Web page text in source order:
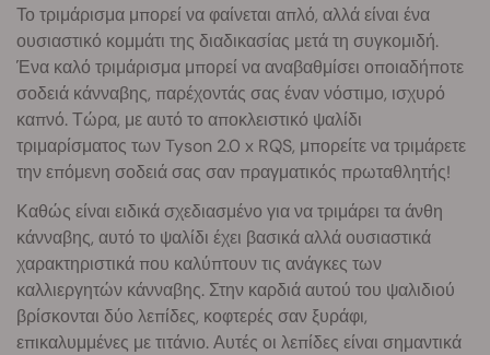
Το τριμάρισμα μπορεί να φαίνεται απλό, αλλά είναι ένα
ουσιαστικό κομμάτι της διαδικασίας μετά τη συγκομιδή.
Ένα καλό τριμάρισμα μπορεί να αναβαθμίσει οποιαδήποτε
σοδειά κάνναβης, παρέχοντάς σας έναν νόστιμο, ισχυρό
καπνό. Τώρα, με αυτό το αποκλειστικό ψαλίδι
τριμαρίσματος των Tyson 2.0 x RQS, μπορείτε να τριμάρετε
την επόμενη σοδειά σας σαν πραγματικός πρωταθλητής!
Καθώς είναι ειδικά σχεδιασμένο για να τριμάρει τα άνθη
κάνναβης, αυτό το ψαλίδι έχει βασικά αλλά ουσιαστικά
χαρακτηριστικά που καλύπτουν τις ανάγκες των
καλλιεργητών κάνναβης. Στην καρδιά αυτού του ψαλιδιού
βρίσκονται δύο λεπίδες, κοφτερές σαν ξυράφι,
επικαλυμμένες με τιτάνιο. Αυτές οι λεπίδες είναι σημαντικά